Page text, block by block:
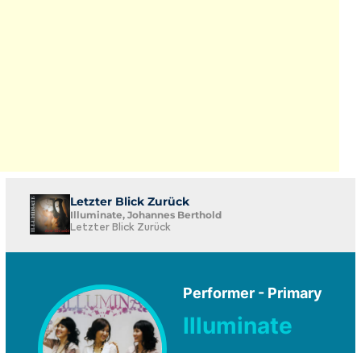
Letzter Blick Zurück
Illuminate, Johannes Berthold
Letzter Blick Zurück
Performer - Primary
Illuminate